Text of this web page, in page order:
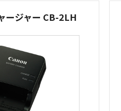
ージャー CB-2LH